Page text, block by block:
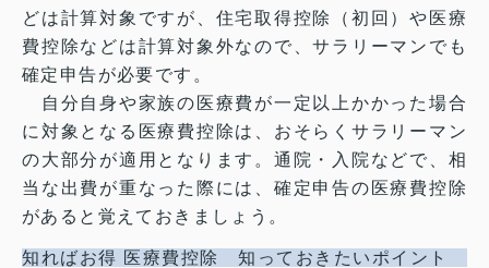
どは計算対象ですが、住宅取得控除（初回）や医療
費控除などは計算対象外なので、サラリーマンでも
確定申告が必要です。
自分自身や家族の医療費が一定以上かかった場合
に対象となる医療費控除は、おそらくサラリーマン
の大部分が適用となります。通院・入院などで、相
当な出費が重なった際には、確定申告の医療費控除
があると覚えておきましょう。
知ればお得 医療費控除 知っておきたいポイント